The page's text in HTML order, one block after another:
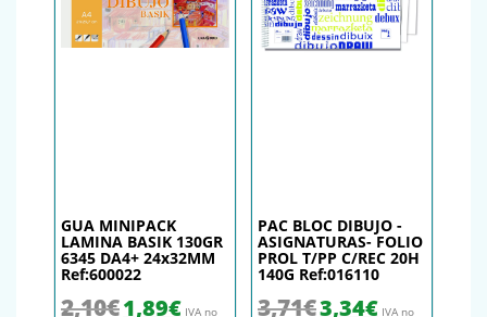
GUA MINIPACK
LAMINA BASIK 130GR
6345 DA4+ 24x32MM
Ref:600022
2,10€ El precio original era: 2,10€.
1,89€El precio actual es: 1,89€.
IVA no
PAC BLOC DIBUJO -
ASIGNATURAS- FOLIO
PROL T/PP C/REC 20H
140G Ref:016110
3,71€ El precio original era: 3,71€.
3,34€El precio actual
IVA no